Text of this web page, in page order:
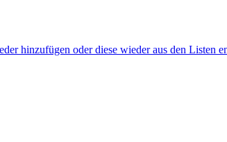
hinzufügen oder diese wieder aus den Listen